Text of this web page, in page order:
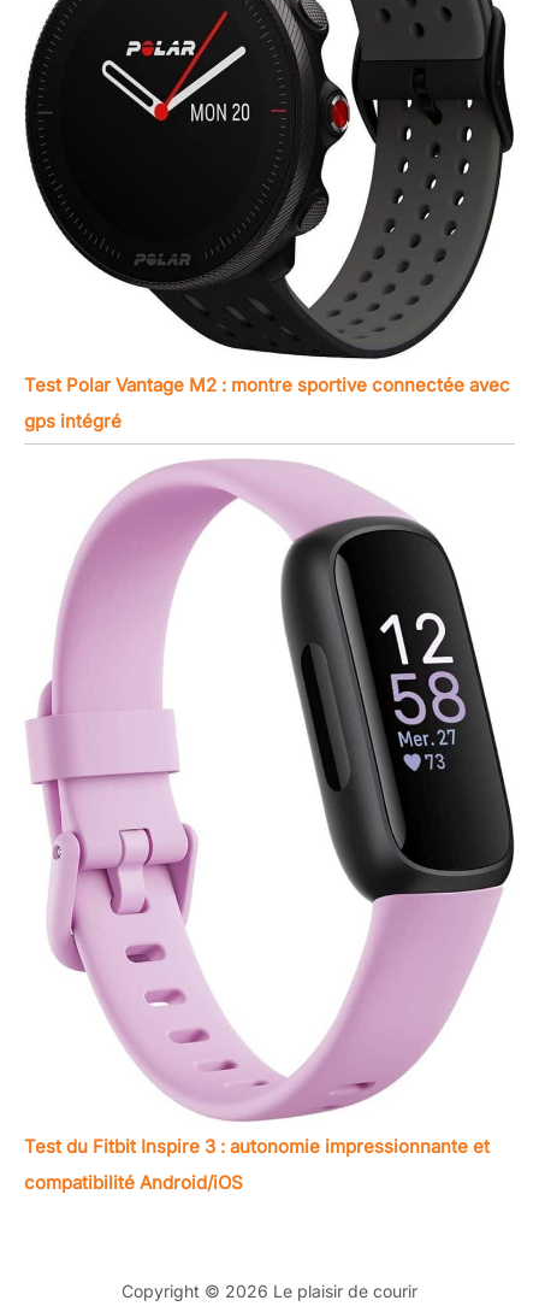
supérieur. Si vous
rencontrez des
problèmes après
réception de la
marchandise, veuillez
nous contacter pour
résoudre le problème et
nous vous répondrons
dans les 24 heures.
Test Polar Vantage M2 : montre sportive connectée avec
gps intégré
Test du Fitbit Inspire 3 : autonomie impressionnante et
compatibilité Android/iOS
Copyright © 2026 Le plaisir de courir